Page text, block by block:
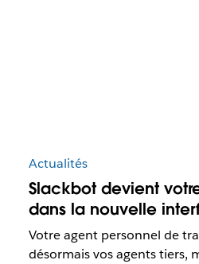
Actualités
Slackbot devient
dans la nouvelle
Votre agent personnel de
désormais vos agents tiers,